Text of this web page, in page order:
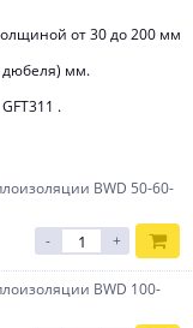
от 30 до 200 мм
дюбеля) мм.
.
BWD 50-60-
- +
BWD 100-